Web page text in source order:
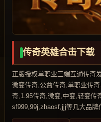
传奇英雄合击下载
正版授权单职业三端互通传奇
微变传奇,公益传奇,单职业传
奇,1.95传奇,微变,中变,轻变传
sf999,99j,zhaosf,jjj等几大品